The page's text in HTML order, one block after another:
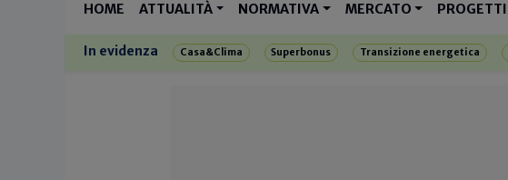
HOME ATTUALITÀ NORMATIVA MERCATO PROGETTI
In evidenza Casa&Clima Superbonus Transizione energetica